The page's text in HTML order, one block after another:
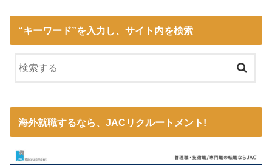
“キーワード”を入力し、サイト内を検索
海外就職するなら、JACリクルートメント!